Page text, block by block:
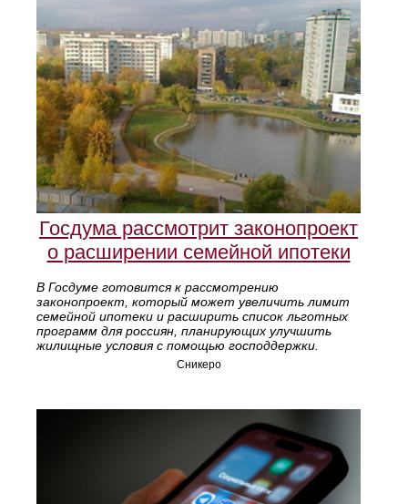
Госдума рассмотрит законопроект
о расширении семейной ипотеки
В Госдуме готовится к рассмотрению
законопроект, который может увеличить лимит
семейной ипотеки и расширить список льготных
программ для россиян, планирующих улучшить
жилищные условия с помощью господдержки.
Сникеро